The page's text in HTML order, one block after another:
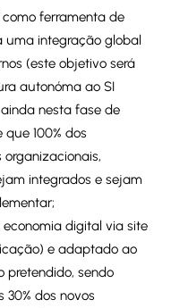
ferramenta de
uma integração global
(este objetivo será
autonóma ao SI
nesta fase de
100% dos
organizacionais,
integrados e sejam
digital via site
e adaptado ao
pretendido, sendo
dos novos